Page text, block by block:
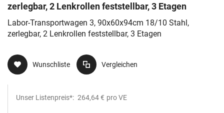
zerlegbar, 2 Lenkrollen feststellbar, 3 Etagen
Labor-Transportwagen 3, 90x60x94cm 18/10 Stahl,
zerlegbar, 2 Lenkrollen feststellbar, 3 Etagen
Wunschliste Vergleichen
Unser Listenpreis*: 264,64 € pro VE